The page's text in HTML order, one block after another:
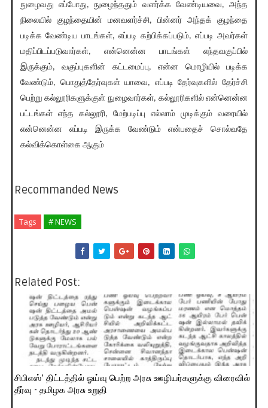
நுழைவது எப்போது, நுழைந்ததும் வளர்க்க வேண்டியவை, அந்த
நிலையில் குழந்தையின் மனவளர்ச்சி, பின்னர் அந்தக் குழந்தை
படிக்க வேண்டிய பாடங்கள், எப்படி கற்பிக்கப்படும், எப்படி அவர்கள்
மதிப்பிடப்படுவார்கள், என்னென்ன பாடங்கள் எந்தவகுப்பில்
இருக்கும், வகுப்புகளின் கட்டமைப்பு, என்ன மொழியில் படிக்க
வேண்டும், பொதுத்தேர்வுகள் யாவை, எப்படி தேர்வுகளில் தேர்ச்சி
பெற்று கல்லூரிகளுக்குள் நுழைவார்கள், கல்லூரிகளில் என்னென்ன
பட்டங்கள் எந்த கல்லூரி, மேற்படிப்பு எல்லாம் முடிக்கும் வரையில்
என்னென்ன எப்படி இருக்க வேண்டும் என்பதைச் சொல்வதே
கல்விக்கொள்கை ஆகும்
Recommanded News
Tags # NEWS
Related Post:
சிபிஎஸ்’ திட்டத்தில் ஓய்வு பெற்ற அரசு ஊழியர்களுக்கு விரைவில்
தீர்வு - தமிழக அரசு உறுதி